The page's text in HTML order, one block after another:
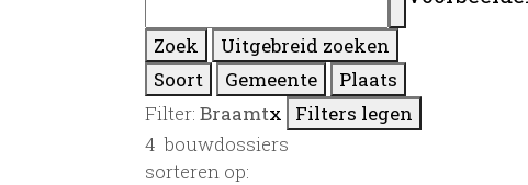
Zoek
Uitgebreid zoeken
Soort
Gemeente
Plaats
Filter: Braamtx
Filters legen
4 bouwdossiers
sorteren op: